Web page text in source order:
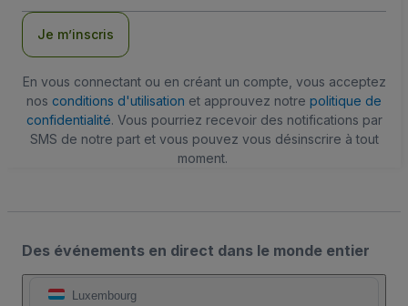
Je m’inscris
En vous connectant ou en créant un compte, vous acceptez
nos conditions d'utilisation et approuvez notre politique de
confidentialité. Vous pourriez recevoir des notifications par
SMS de notre part et vous pouvez vous désinscrire à tout
moment.
Des événements en direct dans le monde entier
Luxembourg